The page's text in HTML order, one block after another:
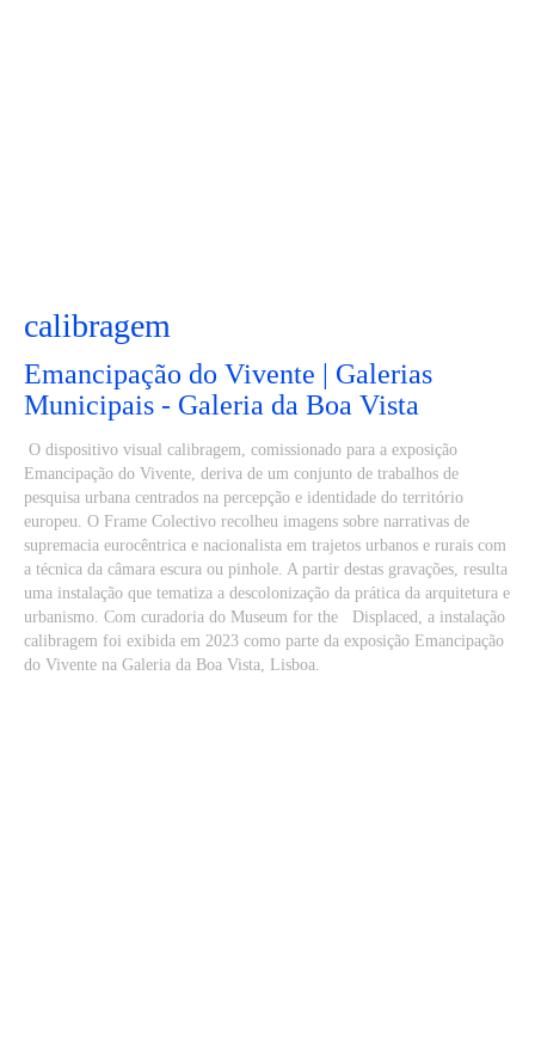
calibragem
Emancipação do Vivente | Galerias
Municipais - Galeria da Boa Vista
O dispositivo visual calibragem, comissionado para a exposição
Emancipação do Vivente, deriva de um conjunto de trabalhos de
pesquisa urbana centrados na percepção e identidade do território
europeu. O Frame Colectivo recolheu imagens sobre narrativas de
supremacia eurocêntrica e nacionalista em trajetos urbanos e rurais com
a técnica da câmara escura ou pinhole. A partir destas gravações, resulta
uma instalação que tematiza a descolonização da prática da arquitetura e
urbanismo. Com curadoria do Museum for the Displaced, a instalação
calibragem foi exibida em 2023 como parte da exposição Emancipação
do Vivente na Galeria da Boa Vista, Lisboa.